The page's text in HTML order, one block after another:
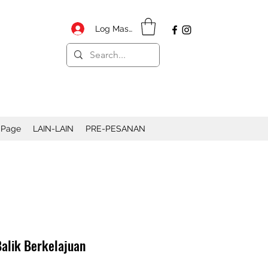
Log Masuk
LAIN-LAIN PRE-PESANAN
Berkelajuan